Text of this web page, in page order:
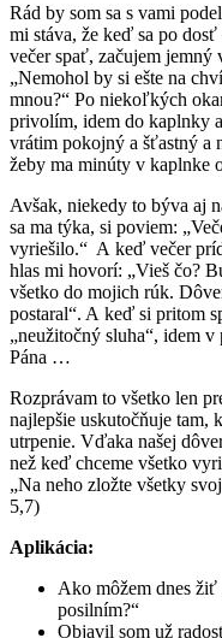
Rád by som sa s vami
mi stáva, že keď sa po
večer spať, začujem
„Nemohol by si ešte na
mnou?“ Po niekoľkých
privolím, idem do kaplnky
vrátim pokojný a šťastný a
žeby ma minúty v kaplnke
Avšak, niekedy to býva aj
sa ma týka, si poviem:
vyriešilo.“ A keď večer
hlas mi hovorí: „Vieš čo?
všetko do mojich rúk.
postaral“. A keď si pritom
„neužitočný sluha“, idem
Pána …
Rozprávam to všetko len
najlepšie uskutočňuje tam,
utrpenie. Vďaka našej
než keď chceme všetko
„Na neho zložte všetky
5,7)
Aplikácia:
Ako môžem dnes žiť
posilním?“
Objavil som už